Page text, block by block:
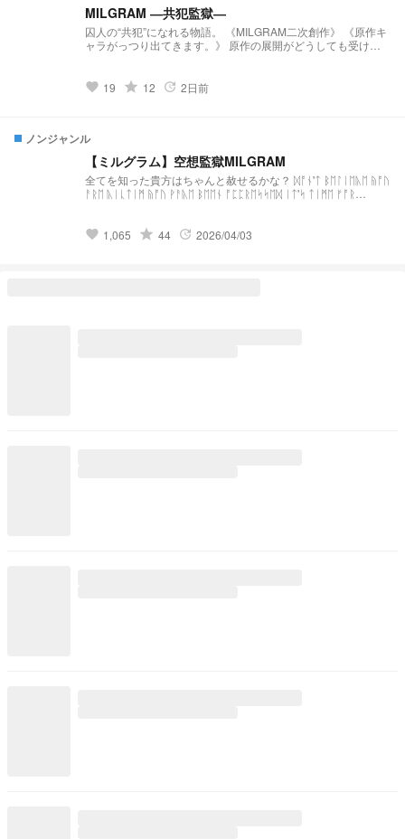
MILGRAM ―共犯監獄―
囚人の“共犯”になれる物語。 《MILGRAM二次創作》 《原作キ
ャラがっつり出てきます。》 原作の展開がどうしても受け入
favorite 19 grade 12 update 2日前
ノンジャンル
【ミルグラム】空想監獄MILGRAM
全てを知った貴方はちゃんと赦せるかな？ ᛞᚩᚾ'ᛏ ᛒᛖᛚᛁᛖᚣᛖ ᚥᚩᚢ
ᚨᚱᛖ ᚣᛁᚳᛏᛁᛗ ᚥᚩᚢ ᚹᚨᚣᛖ ᛒᛖᛖᚾ ᚩᛈᛈᚱᛖᛋᛋᛖᛞ ᛁᛏ'ᛋ ᛏᛁᛗᛖ ᚠᚩᚱ
favorite 1,065 grade 44 update 2026/04/03